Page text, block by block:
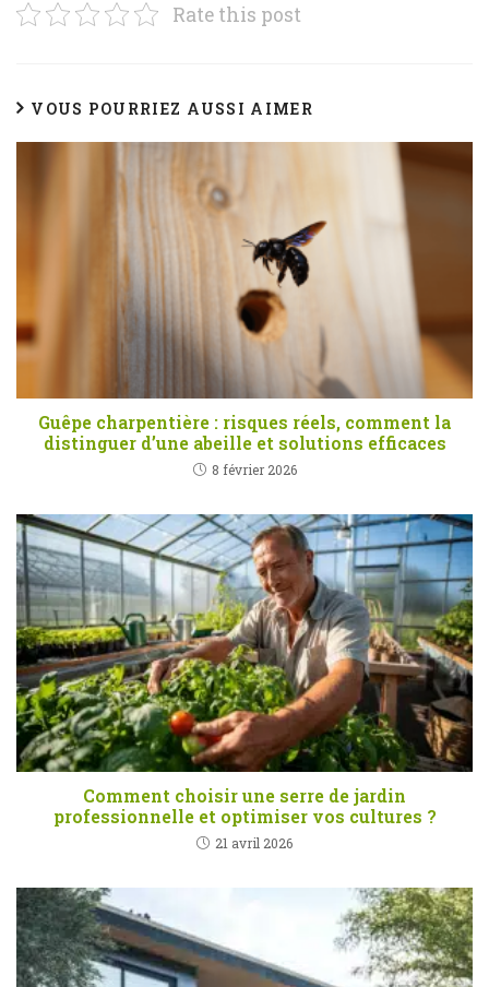
Rate this post
VOUS POURRIEZ AUSSI AIMER
Guêpe charpentière : risques réels, comment la
distinguer d’une abeille et solutions efficaces
8 février 2026
Comment choisir une serre de jardin
professionnelle et optimiser vos cultures ?
21 avril 2026